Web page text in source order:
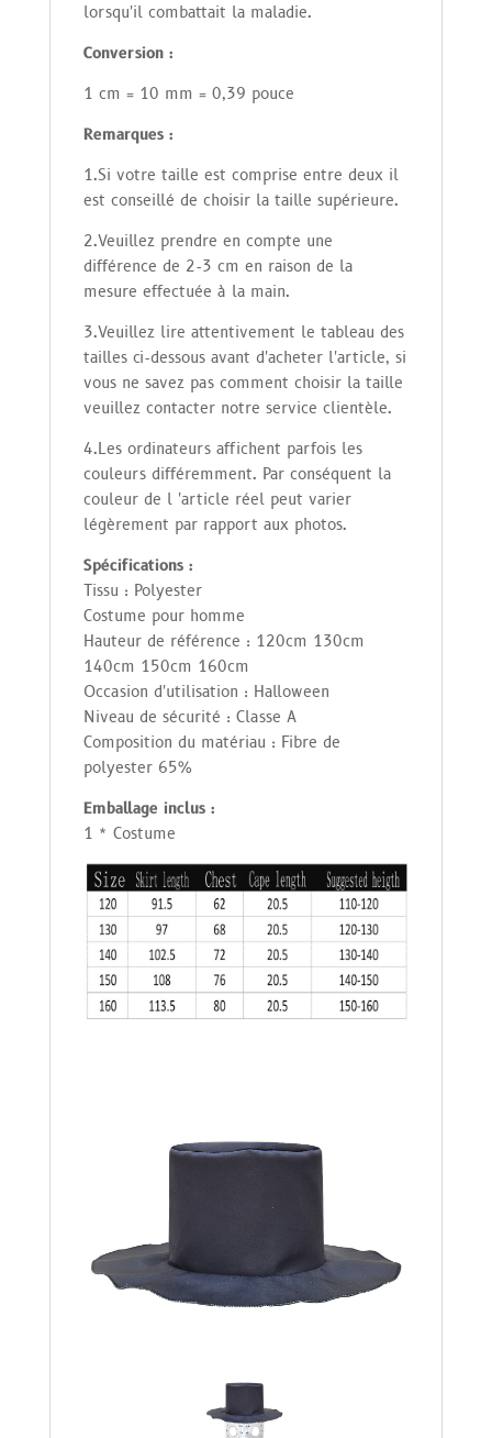
lorsqu'il combattait la maladie.
Conversion :
1 cm = 10 mm = 0,39 pouce
Remarques :
1.Si votre taille est comprise entre deux il
est conseillé de choisir la taille supérieure.
2.Veuillez prendre en compte une
différence de 2-3 cm en raison de la
mesure effectuée à la main.
3.Veuillez lire attentivement le tableau des
tailles ci-dessous avant d'acheter l'article, si
vous ne savez pas comment choisir la taille
veuillez contacter notre service clientèle.
4.Les ordinateurs affichent parfois les
couleurs différemment. Par conséquent la
couleur de l 'article réel peut varier
légèrement par rapport aux photos.
Spécifications :
Tissu : Polyester
Costume pour homme
Hauteur de référence : 120cm 130cm
140cm 150cm 160cm
Occasion d'utilisation : Halloween
Niveau de sécurité : Classe A
Composition du matériau : Fibre de
polyester 65%
Emballage inclus :
1 * Costume